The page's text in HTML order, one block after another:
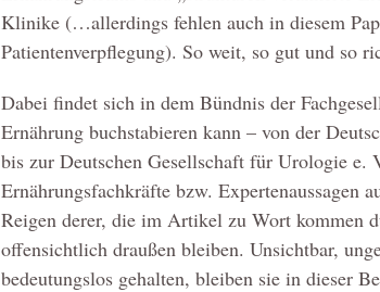
Klinike (…allerdings fehlen auch in diesem
Patientenverpflegung). So weit, so gut und so
Dabei findet sich in dem Bündnis der
Ernährung buchstabieren kann – von der
bis zur Deutschen Gesellschaft für Urologie e.
Ernährungsfachkräfte bzw. Expertenaussagen
Reigen derer, die im Artikel zu Wort kommen
offensichtlich draußen bleiben. Unsichtbar,
bedeutungslos gehalten, bleiben sie in dieser